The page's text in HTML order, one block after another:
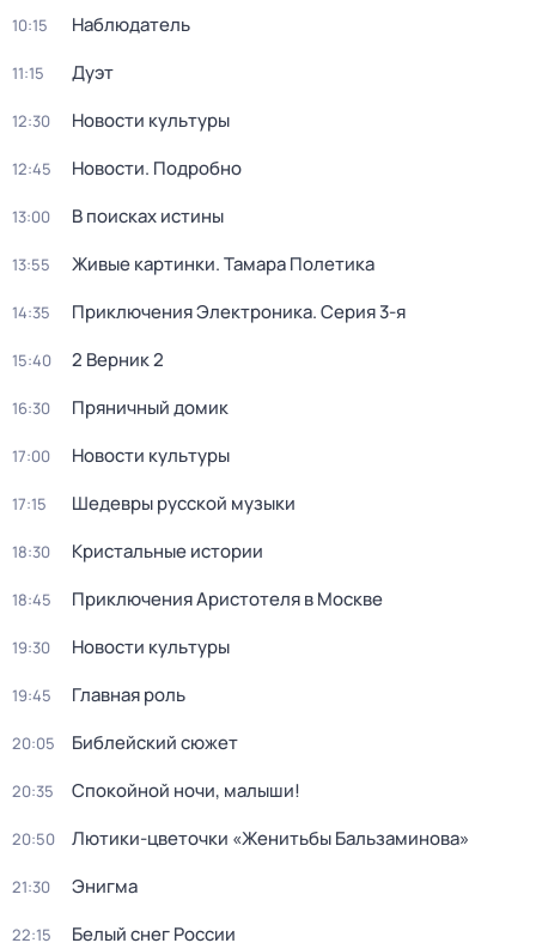
10:15 Наблюдатель
11:15 Дуэт
12:30 Новости культуры
12:45 Новости. Подробно
13:00 В поисках истины
13:55 Живые картинки. Тамара Полетика
14:35 Приключения Электроника. Серия 3-я
15:40 2 Верник 2
16:30 Пряничный домик
17:00 Новости культуры
17:15 Шедевры русской музыки
18:30 Кристальные истории
18:45 Приключения Аристотеля в Москве
19:30 Новости культуры
19:45 Главная роль
20:05 Библейский сюжет
20:35 Спокойной ночи, малыши!
20:50 Лютики-цветочки «Женитьбы Бальзаминова»
21:30 Энигма
22:15 Белый снег России